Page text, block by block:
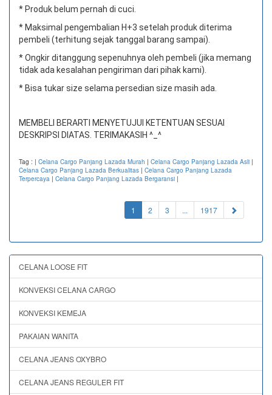
* Produk belum pernah di cuci.
* Maksimal pengembalian H+3 setelah produk diterima
pembeli (terhitung sejak tanggal barang sampai).
* Ongkir ditanggung sepenuhnya oleh pembeli (jika memang
tidak ada kesalahan pengiriman dari pihak kami).
* Bisa tukar size selama persedian size masih ada.
MEMBELI BERARTI MENYETUJUI KETENTUAN SESUAI
DESKRIPSI DIATAS. TERIMAKASIH ^_^
Tag : | Celana Cargo Panjang Lazada Murah | Celana Cargo Panjang Lazada Asli |
Celana Cargo Panjang Lazada Berkualitas | Celana Cargo Panjang Lazada
Terpercaya | Celana Cargo Panjang Lazada Bergaransi |
1 (current)
2 3 ... 1917
CELANA LOOSE FIT
KONVEKSI CELANA CARGO
KONVEKSI KEMEJA
PAKAIAN WANITA
CELANA JEANS OXYBRO
CELANA JEANS REGULER FIT